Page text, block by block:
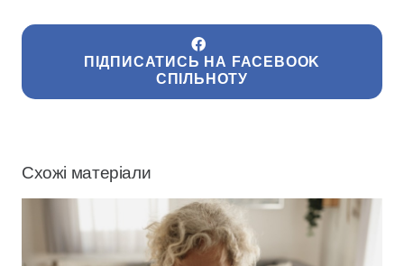
ПІДПИСАТИСЬ НА FACEBOOK
СПІЛЬНОТУ
Схожі матеріали